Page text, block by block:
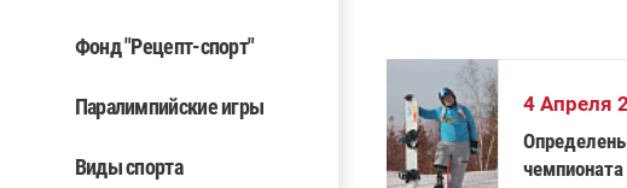
Фонд "Рецепт-спорт"
Паралимпийские игры
Виды спорта
4 Апреля